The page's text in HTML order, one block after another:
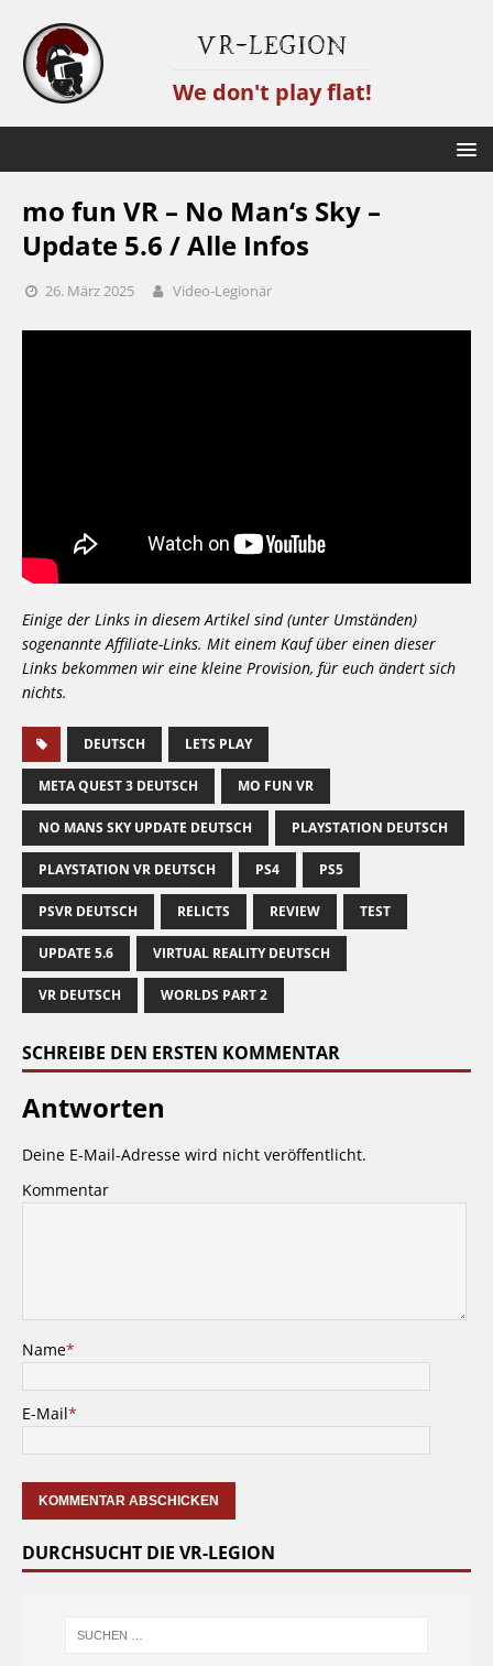
VR-Legion
We don't play flat!
mo fun VR – No Man‘s Sky –
Update 5.6 / Alle Infos
26. März 2025 Video-Legionär
Einige der Links in diesem Artikel sind (unter Umständen)
sogenannte Affiliate-Links. Mit einem Kauf über einen dieser
Links bekommen wir eine kleine Provision, für euch ändert sich
nichts.
DEUTSCH LETS PLAY
META QUEST 3 DEUTSCH MO FUN VR
NO MANS SKY UPDATE DEUTSCH PLAYSTATION DEUTSCH
PLAYSTATION VR DEUTSCH PS4 PS5
PSVR DEUTSCH RELICTS REVIEW TEST
UPDATE 5.6 VIRTUAL REALITY DEUTSCH
VR DEUTSCH WORLDS PART 2
SCHREIBE DEN ERSTEN KOMMENTAR
Antworten
Deine E-Mail-Adresse wird nicht veröffentlicht.
Kommentar
Name*
E-Mail*
DURCHSUCHT DIE VR-LEGION